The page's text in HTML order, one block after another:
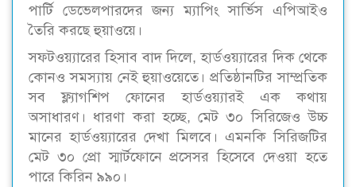
পার্টি ডেভেলপারদের জন্য ম্যাপিং সার্ভিস এপিআইও
তৈরি করছে হুয়াওয়ে।
সফটওয়্যারের হিসাব বাদ দিলে, হার্ডওয়্যারের দিক থেকে
কোনও সমস্যায় নেই হুয়াওয়েতে। প্রতিষ্ঠানটির সাম্প্রতিক
সব ফ্ল্যাগশিপ ফোনের হার্ডওয়্যারই এক কথায়
অসাধারণ। ধারণা করা হচ্ছে, মেট ৩০ সিরিজেও উচ্চ
মানের হার্ডওয়্যারের দেখা মিলবে। এমনকি সিরিজটির
মেট ৩০ প্রো স্মার্টফোনে প্রসেসর হিসেবে দেওয়া হতে
পারে কিরিন ৯৯০।